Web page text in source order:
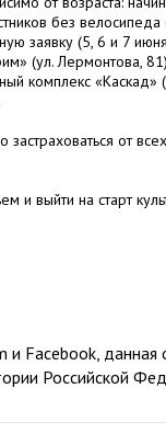
без
заявку (5, 6 и 7
(ул. Лермонтова,
комплекс
от
и выйти на старт
Facebook, данная
Российской